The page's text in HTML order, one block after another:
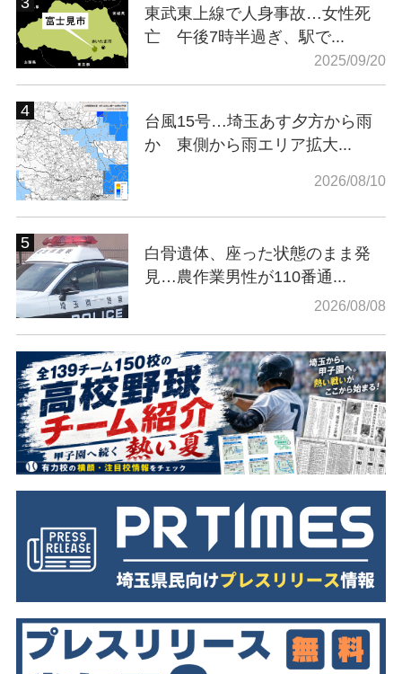
東武東上線で人身事故…女性死
亡 午後7時半過ぎ、駅で...
2025/09/20
台風15号…埼玉あす夕方から雨
か 東側から雨エリア拡大...
2026/08/10
白骨遺体、座った状態のまま発
見…農作業男性が110番通...
2026/08/08